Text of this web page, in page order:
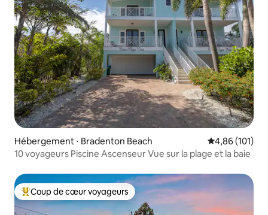
Hébergement ⋅ Bradenton Beach Évaluation
4,86 (101)
10 voyageurs Piscine Ascenseur Vue sur la plage et la baie
Coups de cœur voyageurs les plus appréciés
Coup de cœur voyageurs